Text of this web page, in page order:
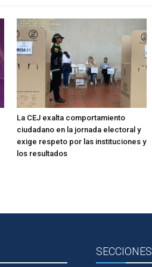
La CEJ exalta comportamiento
ciudadano en la jornada electoral y
exige respeto por las instituciones y
los resultados
SECCIONES